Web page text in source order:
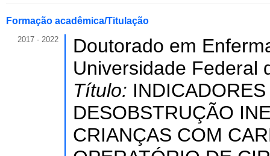
Formação acadêmica/Titulação
2017 - 2022
Doutorado em
Universidade Federal
Título:
DESOBSTRUÇÃO
CRIANÇAS COM